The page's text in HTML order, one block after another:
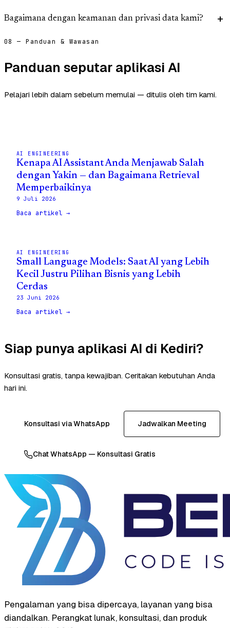
Bagaimana dengan keamanan dan privasi data kami?
08 — Panduan & Wawasan
Panduan seputar aplikasi AI
Pelajari lebih dalam sebelum memulai — ditulis oleh tim kami.
AI ENGINEERING
Kenapa AI Assistant Anda Menjawab Salah
dengan Yakin — dan Bagaimana Retrieval
Memperbaikinya
9 Juli 2026
Baca artikel →
AI ENGINEERING
Small Language Models: Saat AI yang Lebih
Kecil Justru Pilihan Bisnis yang Lebih
Cerdas
23 Juni 2026
Baca artikel →
Siap punya aplikasi AI di Kediri?
Konsultasi gratis, tanpa kewajiban. Ceritakan kebutuhan Anda
hari ini.
Konsultasi via WhatsApp Jadwalkan Meeting
Chat WhatsApp — Konsultasi Gratis
Pengalaman yang bisa dipercaya, layanan yang bisa
diandalkan. Perangkat lunak, konsultasi, dan produk